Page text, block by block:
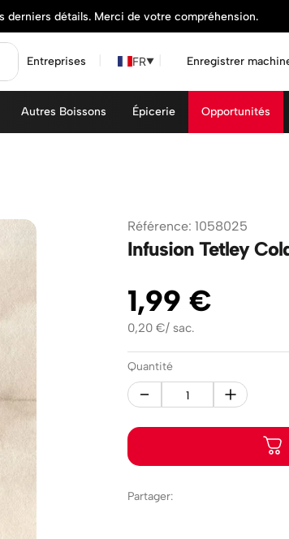
derniers détails. Merci de votre compréhension.
Entreprises FR▼ Enregistrer
Autres Boissons Épicerie Opportunités
Référence: 1058025
Infusion Tetley
1,99 €
0,20 €/ sac.
Quantité